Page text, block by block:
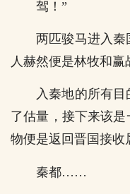
驾！”
两匹骏马进入
人赫然便是林牧和赢
入秦地的所有
了估量，接下来该
物便是返回晋国接收
秦都……